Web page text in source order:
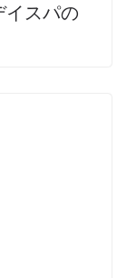
イスパの